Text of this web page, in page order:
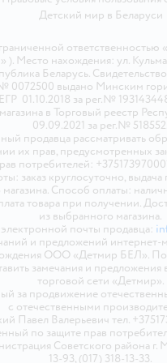
Детский мир в Беларуси
Место нахождения: ул.
Беларусь.
0072500 выдано Минским
01.10.2018 за рег.№
в Торговый реестр
09.09.2021 за рег.№ 518552.
продавца рассматривать
их прав, предусмотренных
потребителей:
заказ круглосуточно,
Способ оплаты:
товара при получении.
из выбранного магазина.
почты продавца:
и предложений интернет-
ООО «Детмир БЕЛ».
замечания и
торговой сети «Детмир».
за продвижение
с отечественными
Павел Валерьевич тел.
по защите прав
Советского района г.
13-93, (017) 318-13-33.